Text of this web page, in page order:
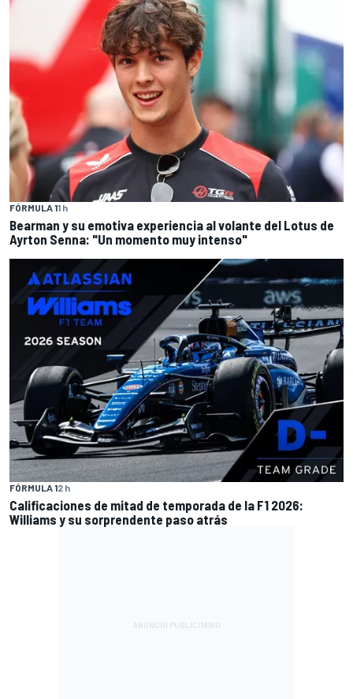
FÓRMULA 11 h
Bearman y su emotiva experiencia al volante del Lotus de
Ayrton Senna: "Un momento muy intenso"
FÓRMULA 12 h
Calificaciones de mitad de temporada de la F1 2026:
Williams y su sorprendente paso atrás